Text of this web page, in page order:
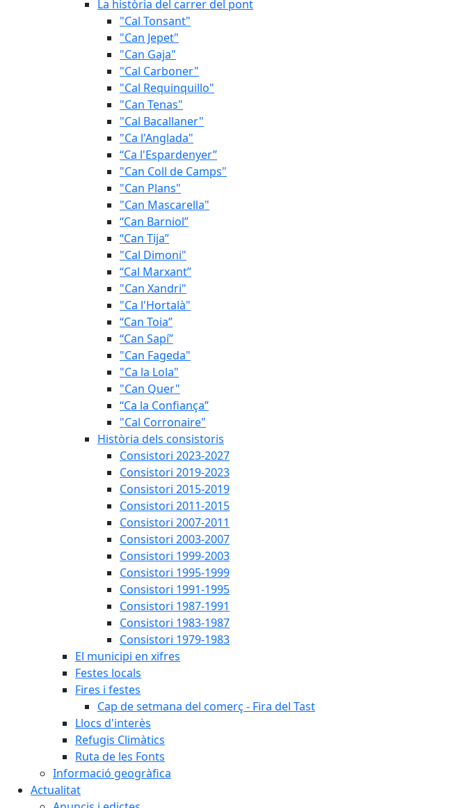
La història del carrer del pont
"Cal Tonsant"
"Can Jepet"
"Can Gaja"
"Cal Carboner"
"Cal Requinquillo"
"Can Tenas"
"Cal Bacallaner"
"Ca l'Anglada"
“Ca l'Espardenyer”
"Can Coll de Camps"
"Can Plans"
"Can Mascarella"
“Can Barniol”
“Can Tija”
"Cal Dimoni"
“Cal Marxant”
"Can Xandri"
"Ca l'Hortalà"
“Can Toia”
“Can Sapí”
"Can Fageda"
"Ca la Lola"
"Can Quer"
“Ca la Confiança”
"Cal Corronaire"
Història dels consistoris
Consistori 2023-2027
Consistori 2019-2023
Consistori 2015-2019
Consistori 2011-2015
Consistori 2007-2011
Consistori 2003-2007
Consistori 1999-2003
Consistori 1995-1999
Consistori 1991-1995
Consistori 1987-1991
Consistori 1983-1987
Consistori 1979-1983
El municipi en xifres
Festes locals
Fires i festes
Cap de setmana del comerç - Fira del Tast
Llocs d'interès
Refugis Climàtics
Ruta de les Fonts
Informació geogràfica
Actualitat